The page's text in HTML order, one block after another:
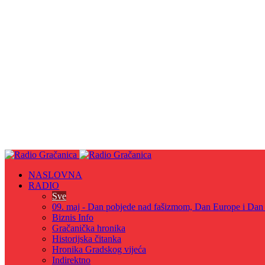
NASLOVNA
RADIO
Sve
09. maj - Dan pobjede nad fašizmom, Dan Europe i
Biznis Info
Gračanička hronika
Historijska čitanka
Hronika Gradskog vijeća
Indirektno